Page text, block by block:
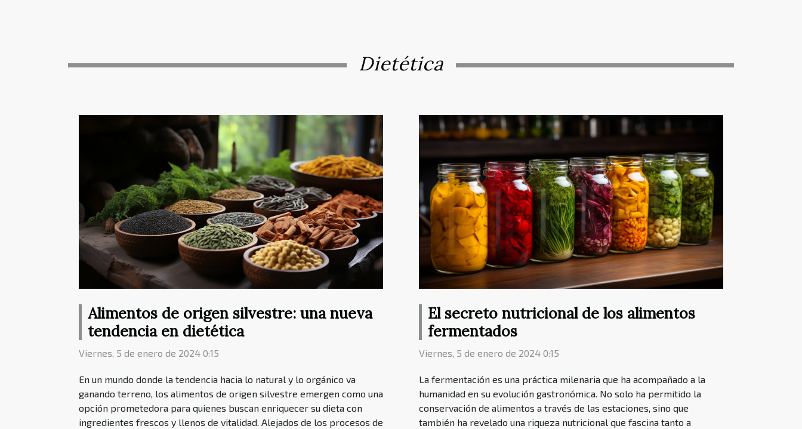
Dietética
Alimentos de origen silvestre: una nueva
tendencia en dietética
Viernes, 5 de enero de 2024 0:15
En un mundo donde la tendencia hacia lo natural y lo orgánico va
ganando terreno, los alimentos de origen silvestre emergen como una
opción prometedora para quienes buscan enriquecer su dieta con
ingredientes frescos y llenos de vitalidad. Alejados de los procesos de
El secreto nutricional de los alimentos
fermentados
Viernes, 5 de enero de 2024 0:15
La fermentación es una práctica milenaria que ha acompañado a la
humanidad en su evolución gastronómica. No solo ha permitido la
conservación de alimentos a través de las estaciones, sino que
también ha revelado una riqueza nutricional que fascina tanto a